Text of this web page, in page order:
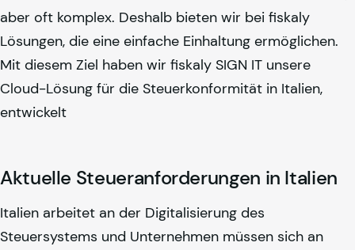
aber oft komplex. Deshalb bieten wir bei fiskaly
Lösungen, die eine einfache Einhaltung ermöglichen.
Mit diesem Ziel haben wir fiskaly SIGN IT unsere
Cloud-Lösung für die Steuerkonformität in Italien,
entwickelt
Aktuelle Steueranforderungen in Italien
Italien arbeitet an der Digitalisierung des
Steuersystems und Unternehmen müssen sich an